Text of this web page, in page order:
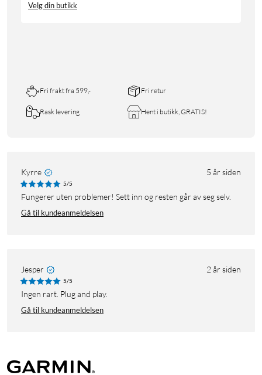
Velg din butikk
Fri frakt fra 599,- Fri retur
Rask levering Hent i butikk, GRATIS!
Kyrre 5 år siden
5/5
Fungerer uten problemer! Sett inn og resten går av seg selv.
Gå til kundeanmeldelsen
Jesper 2 år siden
5/5
Ingen rart. Plug and play.
Gå til kundeanmeldelsen